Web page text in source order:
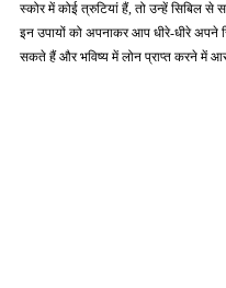
स्कोर में कोई त्रुटियां हैं, तो उन्हें सिबिल से
इन उपायों को अपनाकर आप धीरे-धीरे अपने
सकते हैं और भविष्य में लोन प्राप्त करने में